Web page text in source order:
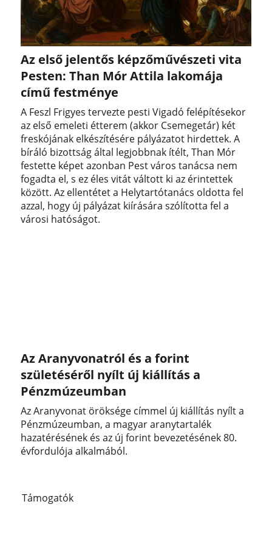
Az első jelentős képzőművészeti vita
Pesten: Than Mór Attila lakomája
című festménye
A Feszl Frigyes tervezte pesti Vigadó felépítésekor
az első emeleti étterem (akkor Csemegetár) két
freskójának elkészítésére pályázatot hirdettek. A
bíráló bizottság által legjobbnak ítélt, Than Mór
festette képet azonban Pest város tanácsa nem
fogadta el, s ez éles vitát váltott ki az érintettek
között. Az ellentétet a Helytartótanács oldotta fel
azzal, hogy új pályázat kiírására szólította fel a
városi hatóságot.
Az Aranyvonatról és a forint
születéséről nyílt új kiállítás a
Pénzmúzeumban
Az Aranyvonat öröksége címmel új kiállítás nyílt a
Pénzmúzeumban, a magyar aranytartalék
hazatérésének és az új forint bevezetésének 80.
évfordulója alkalmából.
Támogatók